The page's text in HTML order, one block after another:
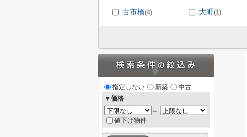
古市橋(4) 大町(1)
指定しない 新築
中古
▼価格
～
値下げ物件